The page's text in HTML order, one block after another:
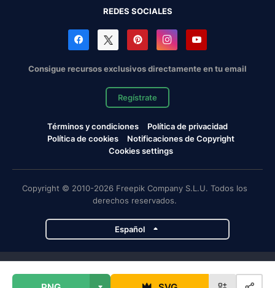
REDES SOCIALES
Consigue recursos exclusivos directamente en tu email
Regístrate
Términos y condiciones
Política de privacidad
Política de cookies
Notificaciones de Copyright
Cookies settings
Copyright © 2010-2026 Freepik Company S.L.U. Todos los
derechos reservados.
Español